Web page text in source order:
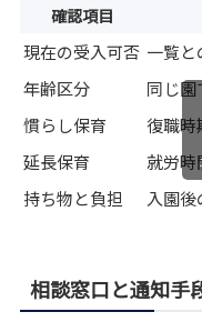
確認項目
現在の受入可否 一覧と
年齢区分
同じ園
慣らし保育
復職時
延長保育
就労時
持ち物と負担
入園
相談窓口と通知手